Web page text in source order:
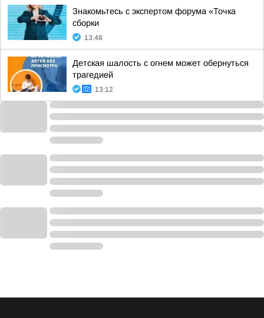
Знакомьтесь с экспертом форума «Точка
сборки
13:48
Детская шалость с огнем может обернуться
трагедией
13:12